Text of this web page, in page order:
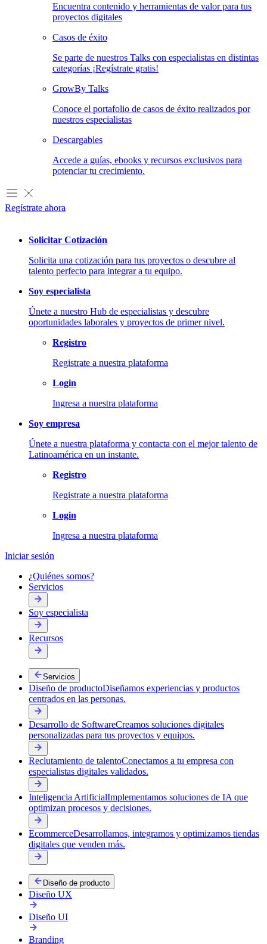
Desarrollo de Software
Creamos soluciones digitales personalizadas para tus
Encuentra contenido y herramientas de valor para tus
proyectos digitales
Casos de éxito
Se parte de nuestros Talks con especialistas en distintas
categorías ¡Regístrate gratis!
GrowBy Talks
Conoce el portafolio de casos de éxito realizados por
nuestros especialistas
Descargables
Accede a guías, ebooks y recursos exclusivos para
potenciar tu crecimiento.
Regístrate ahora
Solicitar Cotización
Solicita una cotización para tus proyectos o descubre al
talento perfecto para integrar a tu equipo.
Soy especialista
Únete a nuestro Hub de especialistas y descubre
oportunidades laborales y proyectos de primer nivel.
Registro
Registrate a nuestra plataforma
Login
Ingresa a nuestra plataforma
Soy empresa
Únete a nuestra plataforma y contacta con el mejor talento de
Latinoamérica en un instante.
Registro
Registrate a nuestra plataforma
Login
Ingresa a nuestra plataforma
Iniciar sesión
¿Quiénes somos?
Servicios
Soy especialista
Recursos
Servicios
Diseño de productoDiseñamos experiencias y productos
centrados en las personas.
Desarrollo de SoftwareCreamos soluciones digitales
personalizadas para tus proyectos y equipos.
Reclutamiento de talentoConectamos a tu empresa con
especialistas digitales validados.
Inteligencia ArtificialImplementamos soluciones de IA que
optimizan procesos y decisiones.
EcommerceDesarrollamos, integramos y optimizamos tiendas
digitales que venden más.
Diseño de producto
Diseño UX
Diseño UI
Branding